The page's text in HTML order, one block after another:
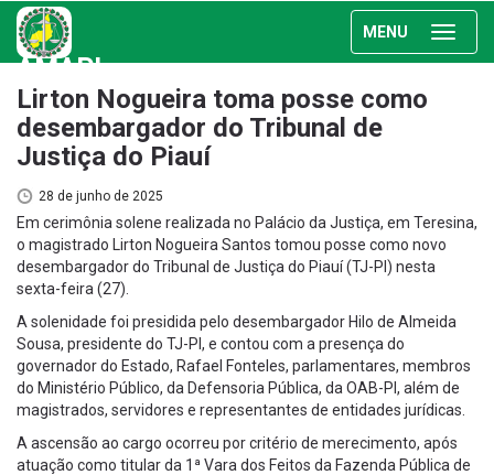
MENU
AMAPI
Lirton Nogueira toma posse como
desembargador do Tribunal de
Justiça do Piauí
28 de junho de 2025
Em cerimônia solene realizada no Palácio da Justiça, em Teresina,
o magistrado Lirton Nogueira Santos tomou posse como novo
desembargador do Tribunal de Justiça do Piauí (TJ-PI) nesta
sexta-feira (27).
A solenidade foi presidida pelo desembargador Hilo de Almeida
Sousa, presidente do TJ-PI, e contou com a presença do
governador do Estado, Rafael Fonteles, parlamentares, membros
do Ministério Público, da Defensoria Pública, da OAB-PI, além de
magistrados, servidores e representantes de entidades jurídicas.
A ascensão ao cargo ocorreu por critério de merecimento, após
atuação como titular da 1ª Vara dos Feitos da Fazenda Pública de